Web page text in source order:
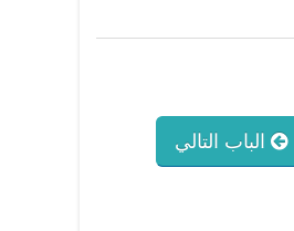
الباب التالي